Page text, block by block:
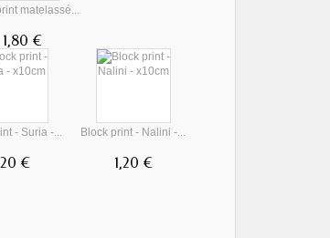
matelassé...
1,80 €
- Suria -...
€
Block print - Nalini -...
1,20 €